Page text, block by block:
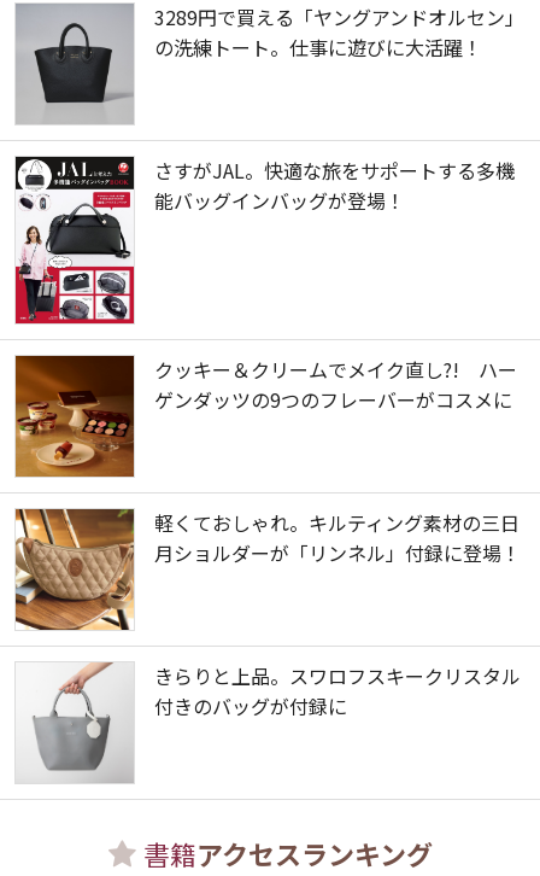
3289円で買える「ヤングアンドオルセン」
の洗練トート。仕事に遊びに大活躍！
さすがJAL。快適な旅をサポートする多機
能バッグインバッグが登場！
クッキー＆クリームでメイク直し?! ハー
ゲンダッツの9つのフレーバーがコスメに
軽くておしゃれ。キルティング素材の三日
月ショルダーが「リンネル」付録に登場！
きらりと上品。スワロフスキークリスタル
付きのバッグが付録に
書籍アクセスランキング